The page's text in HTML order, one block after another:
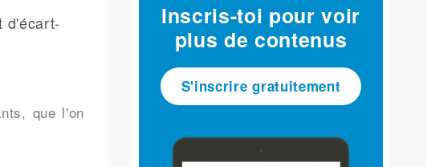
Inscris-toi pour voir
plus de contenus
S'inscrire gratuitement
d'écart-
que l'on